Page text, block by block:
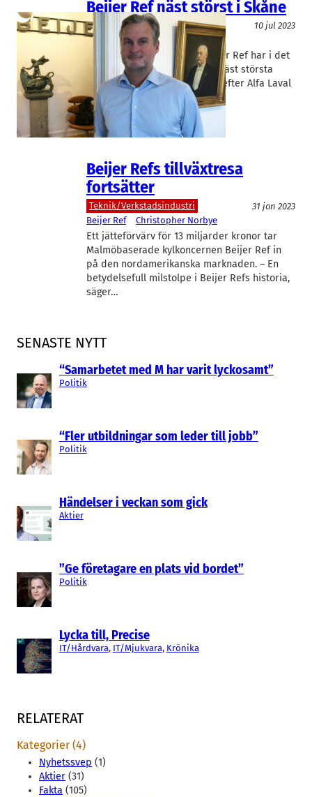
SENASTE NYTT
“Samarbetet med M har varit lyckosamt”
Politik
“Fler utbildningar som leder till jobb”
Politik
Händelser i veckan som gick
Aktier
”Ge företagare en plats vid bordet”
Politik
Lycka till, Precise
IT/Hårdvara, IT/Mjukvara, Krönika
Beijer Ref näst störst i Skåne
Teknik/Verkstadsindustri
10 jul 2023
Beijer Ref
Christopher Norbye
Värme- och kylgrossisten Beijer Ref har i det
tysta seglat upp som Skånes näst största
börsbolag mätt i börsvärde – efter Alfa Laval
men före…
Beijer Refs tillväxtresa
fortsätter
Teknik/Verkstadsindustri
31 jan 2023
Beijer Ref
Christopher Norbye
Ett jätteförvärv för 13 miljarder kronor tar
Malmöbaserade kylkoncernen Beijer Ref in
på den nordamerikanska marknaden. – En
betydelsefull milstolpe i Beijer Refs historia,
säger…
RELATERAT
Kategorier (4)
Nyhetssvep (1)
Aktier (31)
Fakta (105)